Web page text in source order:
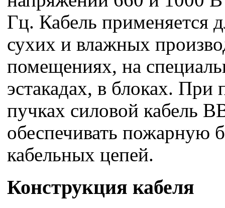
Гц. Кабель применяется
сухих и влажных
помещениях, на
эстакадах, в блоках. При
пучках силовой кабель
обеспечивать пожарную
кабельных цепей.
Конструкция кабеля